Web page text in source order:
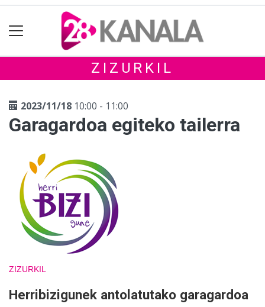
ZIZURKIL
2023/11/18 10:00 - 11:00
Garagardoa egiteko tailerra
ZIZURKIL
Herribizigunek antolatutako garagardoa